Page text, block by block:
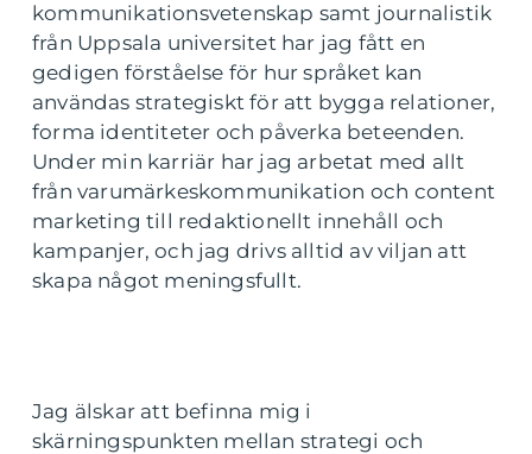
kommunikationsvetenskap samt journalistik
från Uppsala universitet har jag fått en
gedigen förståelse för hur språket kan
användas strategiskt för att bygga relationer,
forma identiteter och påverka beteenden.
Under min karriär har jag arbetat med allt
från varumärkeskommunikation och content
marketing till redaktionellt innehåll och
kampanjer, och jag drivs alltid av viljan att
skapa något meningsfullt.
Jag älskar att befinna mig i
skärningspunkten mellan strategi och